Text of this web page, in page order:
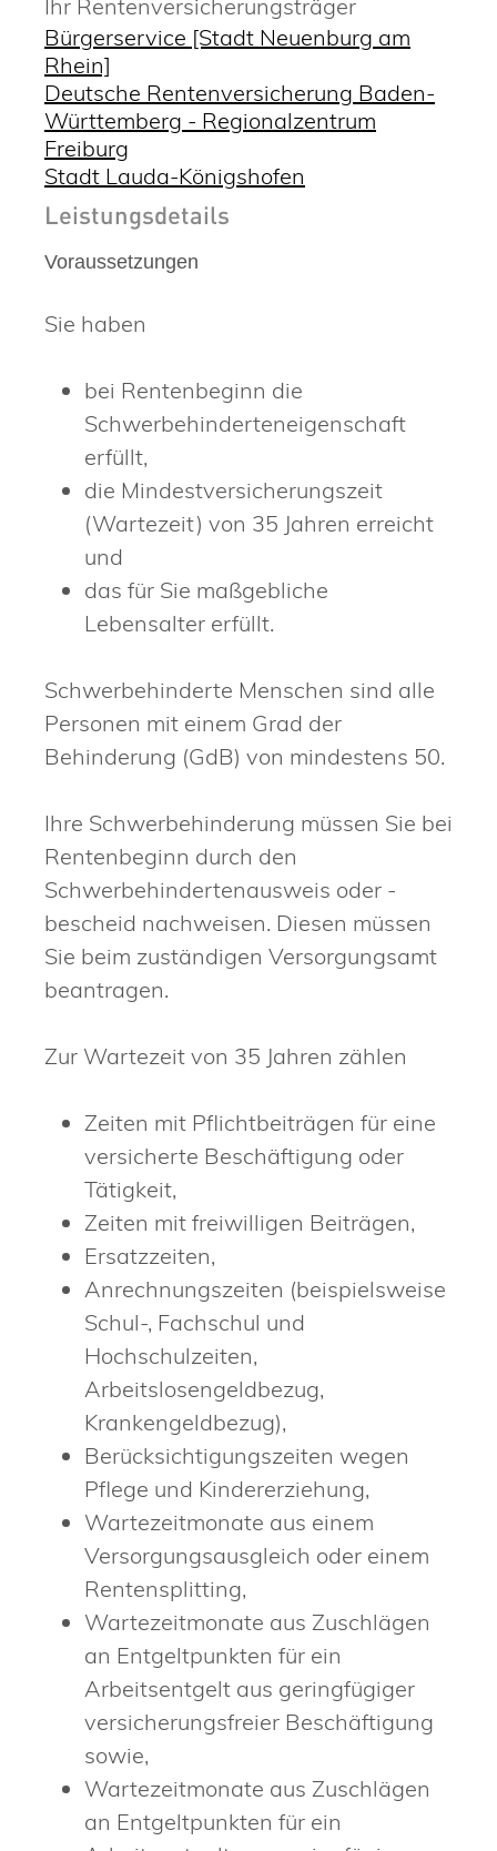
Ihr Rentenversicherungsträger
Bürgerservice [Stadt Neuenburg am
Rhein]
Deutsche Rentenversicherung Baden-
Württemberg - Regionalzentrum
Freiburg
Stadt Lauda-Königshofen
Leistungsdetails
Voraussetzungen
Sie haben
bei Rentenbeginn die
Schwerbehinderteneigenschaft
erfüllt,
die Mindestversicherungszeit
(Wartezeit) von 35 Jahren erreicht
und
das für Sie maßgebliche
Lebensalter erfüllt.
Schwerbehinderte Menschen sind alle
Personen mit einem Grad der
Behinderung (GdB) von mindestens 50.
Ihre Schwerbehinderung müssen Sie bei
Rentenbeginn durch den
Schwerbehindertenausweis oder -
bescheid nachweisen. Diesen müssen
Sie beim zuständigen Versorgungsamt
beantragen.
Zur Wartezeit von 35 Jahren zählen
Zeiten mit Pflichtbeiträgen für eine
versicherte Beschäftigung oder
Tätigkeit,
Zeiten mit freiwilligen Beiträgen,
Ersatzzeiten,
Anrechnungszeiten (beispielsweise
Schul-, Fachschul und
Hochschulzeiten,
Arbeitslosengeldbezug,
Krankengeldbezug),
Berücksichtigungszeiten wegen
Pflege und Kindererziehung,
Wartezeitmonate aus einem
Versorgungsausgleich oder einem
Rentensplitting,
Wartezeitmonate aus Zuschlägen
an Entgeltpunkten für ein
Arbeitsentgelt aus geringfügiger
versicherungsfreier Beschäftigung
sowie,
Wartezeitmonate aus Zuschlägen
an Entgeltpunkten für ein